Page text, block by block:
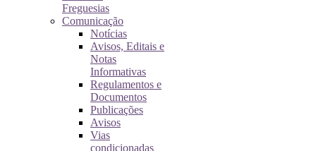
Freguesias
Comunicação
Notícias
Avisos, Editais e
Notas
Informativas
Regulamentos e
Documentos
Publicações
Avisos
Vias
condicionadas